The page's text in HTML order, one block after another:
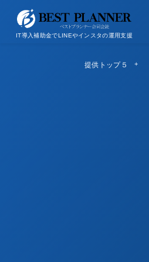
IT導入補助金でLINEやインスタの運用支援
提供トップ５
Top5